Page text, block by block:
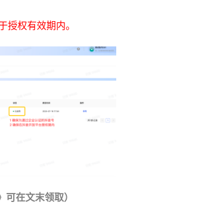
授权有效期内。
在文末领取）